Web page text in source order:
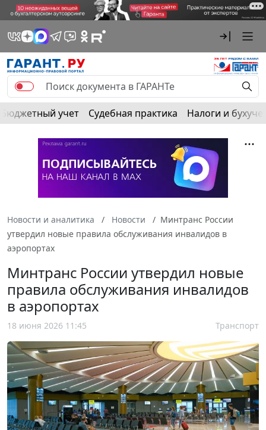
Бюджетный учет Судебная практика Налоги и
Новости и аналитика Новости
Минтранс России
утвердил новые правила обслуживания инвалидов в
аэропортах
Минтранс России утвердил новые
правила обслуживания инвалидов
в аэропортах
18 июня 2026 11:45 Транспорт